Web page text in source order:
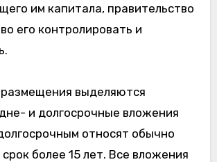
им капитала, правительство
его контролировать и
выделяются
и долгосрочные вложения
относят обычно
более 15 лет. Все вложения